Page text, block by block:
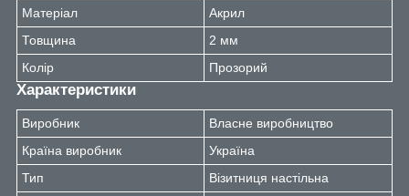
Матеріал
Акрил
Товщина
2 мм
Колір
Прозорий
Характеристики
Виробник
Власне виробництво
Країна виробник
Україна
Тип
Візитниця настільна